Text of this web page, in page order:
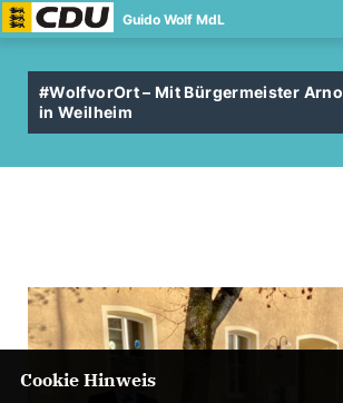
Guido Wolf MdL
#WolfvorOrt – Mit Bürgermeister Arno
in Weilheim
Cookie Hinweis